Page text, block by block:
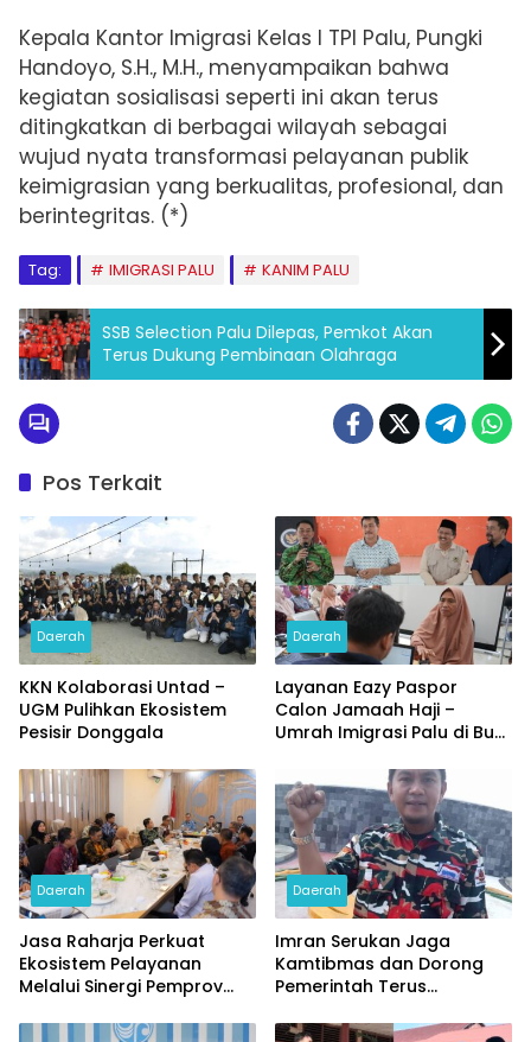
Kepala Kantor Imigrasi Kelas I TPI Palu, Pungki
Handoyo, S.H., M.H., menyampaikan bahwa
kegiatan sosialisasi seperti ini akan terus
ditingkatkan di berbagai wilayah sebagai
wujud nyata transformasi pelayanan publik
keimigrasian yang berkualitas, profesional, dan
berintegritas. (*)
Tag: IMIGRASI PALU KANIM PALU
SSB Selection Palu Dilepas, Pemkot Akan
Terus Dukung Pembinaan Olahraga
Pos Terkait
Daerah
KKN Kolaborasi Untad –
UGM Pulihkan Ekosistem
Pesisir Donggala
Daerah
Layanan Eazy Paspor
Calon Jamaah Haji –
Umrah Imigrasi Palu di Buol
Daerah
Jasa Raharja Perkuat
Ekosistem Pelayanan
Melalui Sinergi Pemprov
Daerah
Imran Serukan Jaga
Kamtibmas dan Dorong
Pemerintah Terus